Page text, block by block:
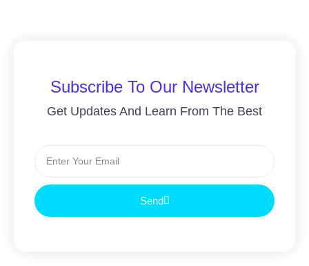
Subscribe To Our Newsletter
Get Updates And Learn From The Best
Send